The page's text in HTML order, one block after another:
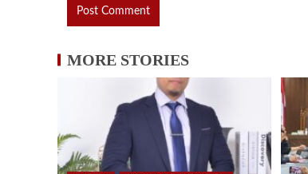
MORE STORIES